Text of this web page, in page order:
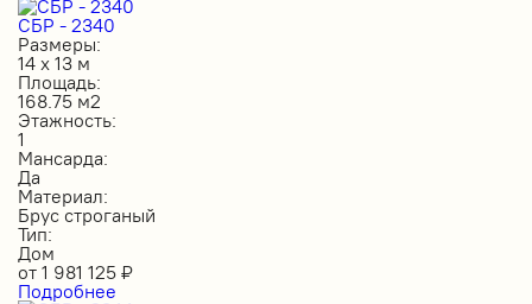
СБР - 2340
Размеры:
14 х 13 м
Площадь:
168.75 м2
Этажность:
1
Мансарда:
Да
Материал:
Брус строганый
Тип:
Дом
от 1 981 125 ₽
Подробнее